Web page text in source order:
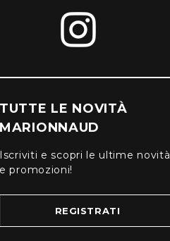
TUTTE LE NOVITÀ
MARIONNAUD
Iscriviti e scopri le ultime novità
e promozioni!
REGISTRATI